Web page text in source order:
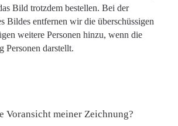
Bild trotzdem bestellen. Bei der
Bildes entfernen wir die überschüssigen
weitere Personen hinzu, wenn die
Personen darstellt.
Voransicht meiner Zeichnung?